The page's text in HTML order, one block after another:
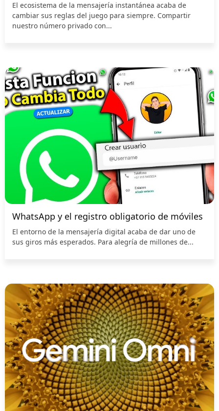
El ecosistema de la mensajería instantánea acaba de
cambiar sus reglas del juego para siempre. Compartir
nuestro número privado con...
WhatsApp y el registro obligatorio de móviles
El entorno de la mensajería digital acaba de dar uno de
sus giros más esperados. Para alegría de millones de...